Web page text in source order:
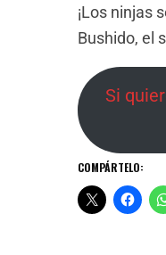
¡Los ninjas
Bushido, el
Si
COMPÁRTELO: